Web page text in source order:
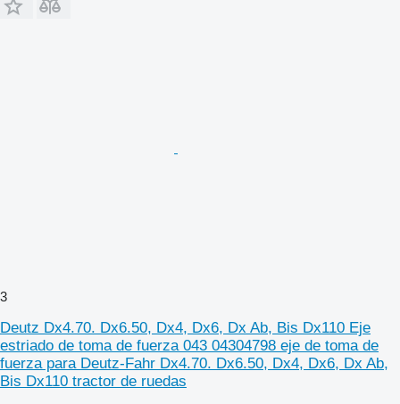
3
Deutz Dx4.70. Dx6.50, Dx4, Dx6, Dx Ab, Bis Dx110 Eje
estriado de toma de fuerza 043 04304798 eje de toma de
fuerza para Deutz-Fahr Dx4.70. Dx6.50, Dx4, Dx6, Dx Ab,
Bis Dx110 tractor de ruedas